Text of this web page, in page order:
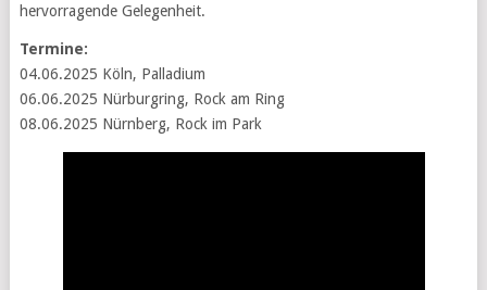
hervorragende Gelegenheit.
Termine:
04.06.2025 Köln, Palladium
06.06.2025 Nürburgring, Rock am Ring
08.06.2025 Nürnberg, Rock im Park